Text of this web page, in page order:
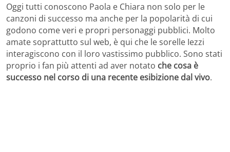
Oggi tutti conoscono Paola e Chiara non solo per le
canzoni di successo ma anche per la popolarità di cui
godono come veri e propri personaggi pubblici. Molto
amate soprattutto sul web, è qui che le sorelle Iezzi
interagiscono con il loro vastissimo pubblico. Sono stati
proprio i fan più attenti ad aver notato che cosa è
successo nel corso di una recente esibizione dal vivo.